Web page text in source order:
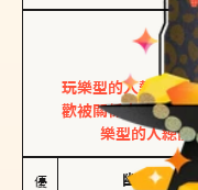
玩樂型的人熱情洋
歡被關係中的限制
樂型的人總能
優
幽默風趣